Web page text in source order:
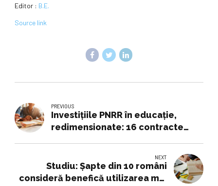
Editor : B.E.
Source link
PREVIOUS
Investiţiile PNRR în educaţie,
redimensionate: 16 contracte
NEXT
Studiu: Șapte din 10 români
consideră benefică utilizarea mai